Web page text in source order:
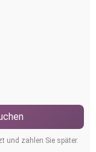
und zahlen Sie später.